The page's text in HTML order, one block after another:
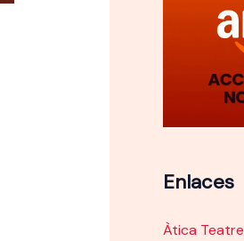
Enlaces
Àtica Teatre